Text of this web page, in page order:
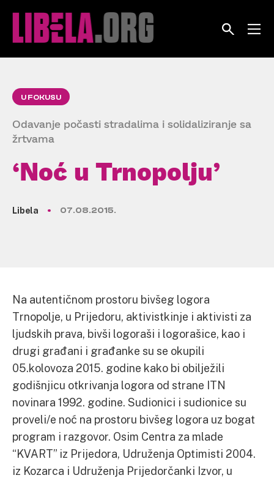
U FOKUSU
Odavanje počasti stradalima i solidaliziranje sa
žrtvama
‘Noć u Trnopolju’
Libela 07.08.2015.
Na autentičnom prostoru bivšeg logora
Trnopolje, u Prijedoru, aktivistkinje i aktivisti za
ljudskih prava, bivši logoraši i logorašice, kao i
drugi građani i građanke su se okupili
05.kolovoza 2015. godine kako bi obilježili
godišnjicu otkrivanja logora od strane ITN
novinara 1992. godine. Sudionici i sudionice su
proveli/e noć na prostoru bivšeg logora uz bogat
program i razgovor. Osim Centra za mlade
“KVART” iz Prijedora, Udruženja Optimisti 2004.
iz Kozarca i Udruženja Prijedorčanki Izvor, u